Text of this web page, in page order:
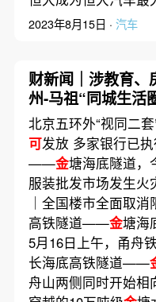
2023年8月15日 · 汽车
财新闻｜涉教育、
州-马祖“同城生活
施发布
北京五环外“视同二
可发放 多家银行已
——金塘海底隧道，
服装批发市场发生
｜全国楼市全面取
高铁隧道——金塘海
5月16日上午，甬舟
长海底高铁隧道——
舟山两侧同时开始相